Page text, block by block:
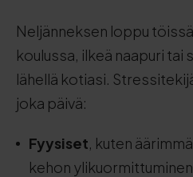
Neljänneksen loppu
koulussa, ilkeä naapuri tai
lähellä kotiasi.
joka päivä:
Fyysiset, kuten
kehon